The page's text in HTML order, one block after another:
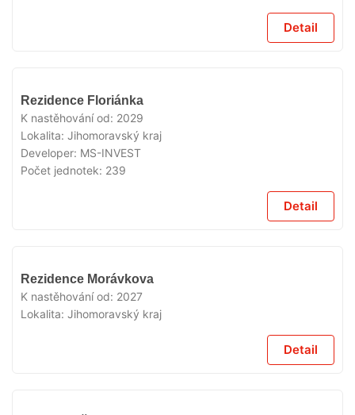
Detail
Rezidence Floriánka
K nastěhování od: 2029
Lokalita: Jihomoravský kraj
Developer: MS-INVEST
Počet jednotek: 239
Detail
Rezidence Morávkova
K nastěhování od: 2027
Lokalita: Jihomoravský kraj
Detail